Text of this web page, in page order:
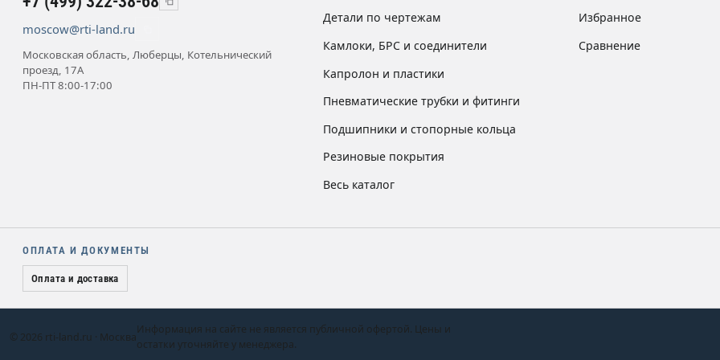
moscow@rti-land.ru
Московская область, Люберцы, Котельнический
проезд, 17А
ПН-ПТ 8:00-17:00
Детали по чертежам
Камлоки, БРС и соединители
Капролон и пластики
Пневматические трубки и фитинги
Подшипники и стопорные кольца
Резиновые покрытия
Весь каталог
Избранное
Сравнение
ОПЛАТА И ДОКУМЕНТЫ
Оплата и доставка
© 2026 rti-land.ru · Москва
Информация на сайте не является публичной офертой. Цены и
остатки уточняйте у менеджера.